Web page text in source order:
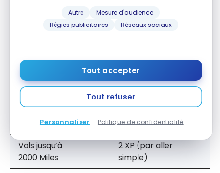
Autre
Mesure d'audience
Régies publicitaires
Réseaux sociaux
Tout accepter
Tout refuser
Personnaliser Politique de confidentialité
vol :
Vols domestiques
simple)
Vols jusqu’à
2000 Miles
2 XP (par aller
simple)